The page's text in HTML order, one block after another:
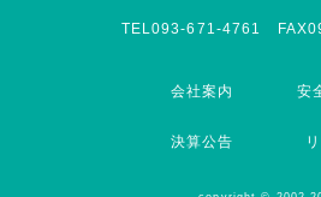
TEL093-671-4761
会社案内 安
決算公告